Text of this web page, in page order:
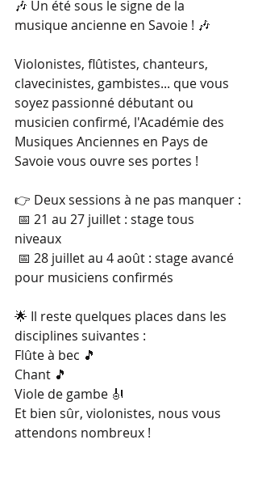
🎶 Un été sous le signe de la
musique ancienne en Savoie ! 🎶
Violonistes, flûtistes, chanteurs,
clavecinistes, gambistes... que vous
soyez passionné débutant ou
musicien confirmé, l'Académie des
Musiques Anciennes en Pays de
Savoie vous ouvre ses portes !
👉 Deux sessions à ne pas manquer :
📅 21 au 27 juillet : stage tous
niveaux
📅 28 juillet au 4 août : stage avancé
pour musiciens confirmés
🌟 Il reste quelques places dans les
disciplines suivantes :
Flûte à bec 🎵
Chant 🎵
Viole de gambe 🎻
Et bien sûr, violonistes, nous vous
attendons nombreux !